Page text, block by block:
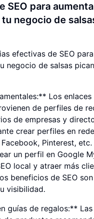
SEO para
negocio de
efectivas de SEO
negocio de salsas
Los enlaces
de perfiles de
de empresas y
crear perfiles en
Pinterest, etc.
un perfil en Google
local y atraer más
beneficios de SEO
visibilidad.
guías de regalos:**